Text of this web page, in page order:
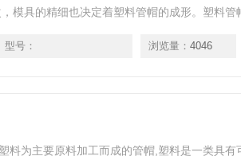
模具的精细也决定着塑料管帽的成形。塑料管
影响到塑料管帽成品的成形。
型号： 浏览量： 4046
料为主要原料加工而成的管帽,塑料是一类具有